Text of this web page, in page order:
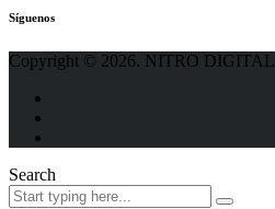
Síguenos
Copyright © 2026. NITRO DIGITAL
Search